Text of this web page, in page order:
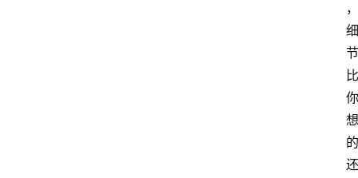
，
细
节
比
你
想
的
还